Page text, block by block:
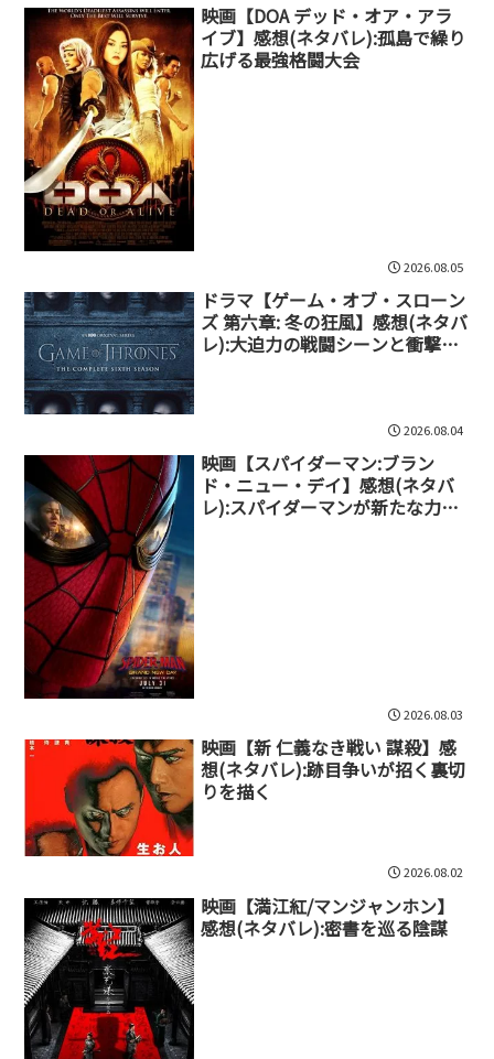
映画【DOA デッド・オア・アラ
イブ】感想(ネタバレ):孤島で繰り
広げる最強格闘大会
2026.08.05
ドラマ【ゲーム・オブ・スローン
ズ 第六章: 冬の狂風】感想(ネタバ
レ):大迫力の戦闘シーンと衝撃の
2026.08.04
映画【スパイダーマン:ブラン
ド・ニュー・デイ】感想(ネタバ
レ):スパイダーマンが新たな力に
2026.08.03
映画【新 仁義なき戦い 謀殺】感
想(ネタバレ):跡目争いが招く裏切
りを描く
2026.08.02
映画【満江紅/マンジャンホン】
感想(ネタバレ):密書を巡る陰謀